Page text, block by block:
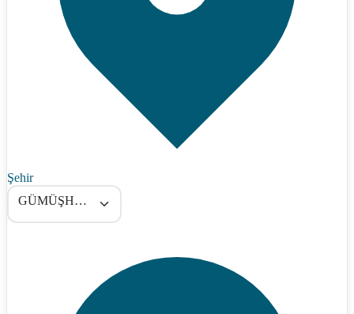
Şehir
GÜMÜŞHANE